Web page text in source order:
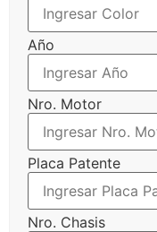
Año
Nro. Motor
Placa Patente
Nro. Chasis